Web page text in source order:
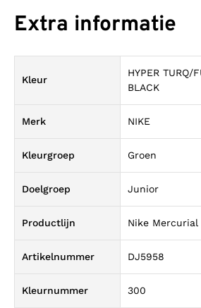
Extra informatie
Kleur
HYPER TURQ/
BLACK
Merk NIKE
Kleurgroep Groen
Doelgroep Junior
Productlijn Nike Mercurial
Artikelnummer DJ5958
Kleurnummer 300